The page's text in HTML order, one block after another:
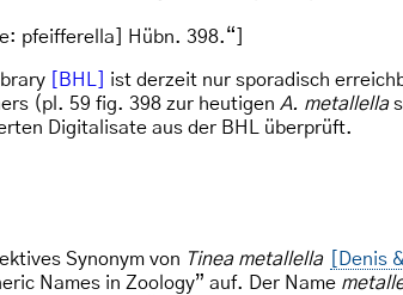
pfeifferella] Hübn. 398.“]
[BHL]
ist derzeit nur sporadisch
(pl. 59 fig. 398 zur heutigen A. metallella
Digitalisate aus der BHL überprüft.
Synonym von Tinea metallella [Denis
Names in Zoology” auf. Der Name